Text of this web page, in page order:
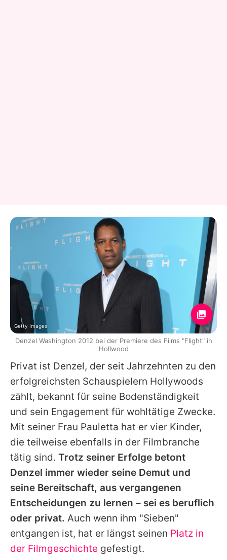
Privat ist Denzel, der seit Jahrzehnten zu den
erfolgreichsten Schauspielern Hollywoods
zählt, bekannt für seine Bodenständigkeit
und sein Engagement für wohltätige Zwecke.
Mit seiner Frau Pauletta hat er vier Kinder,
die teilweise ebenfalls in der Filmbranche
tätig sind. Trotz seiner Erfolge betont
Denzel immer wieder seine Demut und
seine Bereitschaft, aus vergangenen
Entscheidungen zu lernen – sei es beruflich
oder privat. Auch wenn ihm "Sieben"
entgangen ist, hat er längst seinen Platz in
der Filmgeschichte gefestigt.
Getty Images
Denzel Washington 2012 bei der Premiere des Films "Flight" in
Hollwood